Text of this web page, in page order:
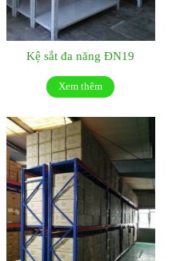
Kệ sắt đa năng ĐN19
Xem thêm